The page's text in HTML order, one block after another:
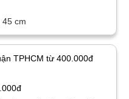
45 cm
TPHCM từ 400.000đ